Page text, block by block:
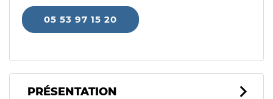
05 53 97 15 20
PRÉSENTATION